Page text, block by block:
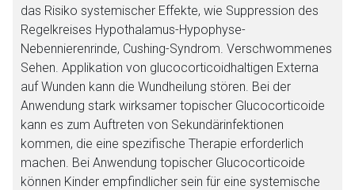
das Risiko systemischer Effekte, wie Suppression des
Regelkreises Hypothalamus-Hypophyse-
Nebennierenrinde, Cushing-Syndrom. Verschwommenes
Sehen. Applikation von glucocorticoidhaltigen Externa
auf Wunden kann die Wundheilung stören. Bei der
Anwendung stark wirksamer topischer Glucocorticoide
kann es zum Auftreten von Sekundärinfektionen
kommen, die eine spezifische Therapie erforderlich
machen. Bei Anwendung topischer Glucocorticoide
können Kinder empfindlicher sein für eine systemische